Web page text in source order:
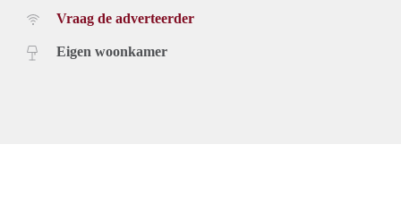
Vraag de adverteerder
Eigen woonkamer